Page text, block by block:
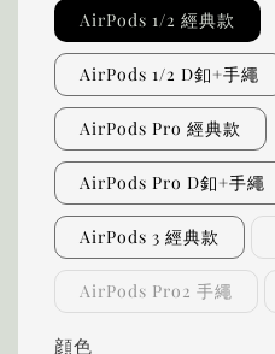
AirPods 1/2 經典款
AirPods 1/2 D釦+手繩
AirPods Pro 經典款
AirPods Pro D釦+手繩
AirPods 3 經典款
AirPods Pro2 手繩
顔色